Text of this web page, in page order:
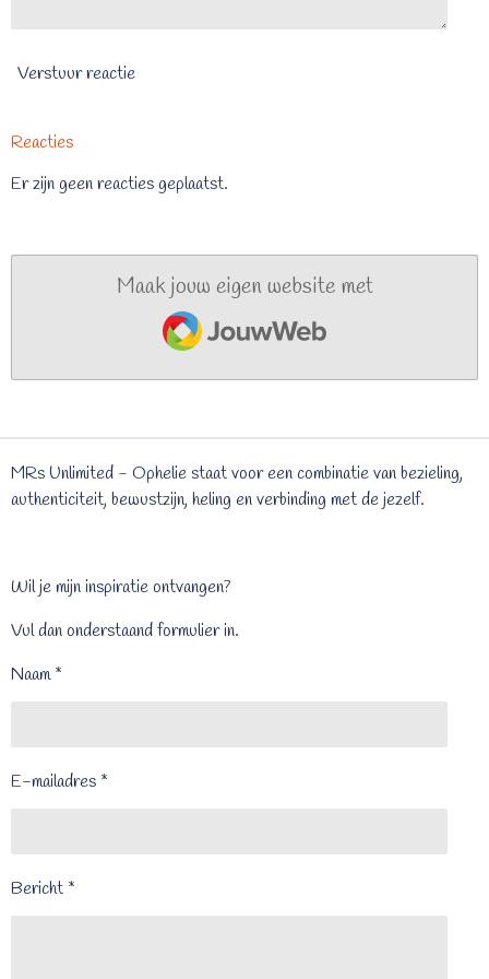
Verstuur reactie
Reacties
Er zijn geen reacties geplaatst.
Maak jouw eigen website met
JouwWeb
MRs Unlimited - Ophelie staat voor een combinatie van bezieling,
authenticiteit, bewustzijn, heling en verbinding met de jezelf.
Wil je mijn inspiratie ontvangen?
Vul dan onderstaand formulier in.
Naam *
E-mailadres *
Bericht *